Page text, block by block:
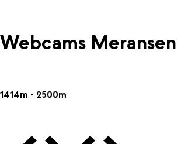
Webcams Meransen
1414m - 2500m
Vorige Webcam
Volgende Webcam
Vorige Webcam
Volgende Webcam